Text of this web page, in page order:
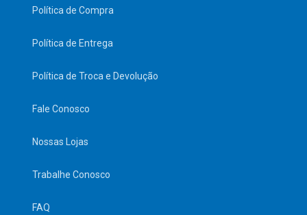
Política de Compra
Política de Entrega
Política de Troca e Devolução
Fale Conosco
Nossas Lojas
Trabalhe Conosco
FAQ